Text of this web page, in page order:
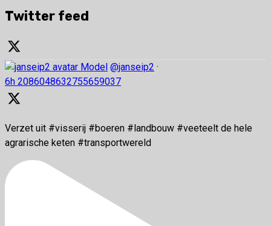
Twitter feed
Model @janseip2 ·
6h 2086048632755659037
Verzet uit #visserij #boeren #landbouw #veeteelt de hele
agrarische keten #transportwereld